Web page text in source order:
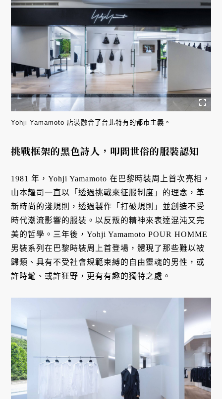
Yohji Yamamoto 店裝融合了台北特有的都市主義。
挑戰框架的黑色詩人，叩問世俗的服裝認知
1981 年，Yohji Yamamoto 在巴黎時裝周上首次亮相，
山本耀司一直以「透過挑戰來征服制度」的理念，革
新時尚的淺規則，透過製作「打破規則」並創造不受
時代潮流影響的服裝。以反叛的精神來表達混沌又完
美的哲學。三年後，Yohji Yamamoto POUR HOMME
男裝系列在巴黎時裝周上首登場，體現了那些難以被
歸類、具有不受社會規範束縛的自由靈魂的男性，或
許時髦、或許狂野，更有有趣的獨特之處。